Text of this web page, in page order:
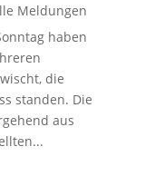
Meldungen
haben
die
standen. Die
aus